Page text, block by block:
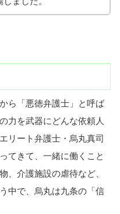
ら「悪徳弁護士」と呼ば
力を武器にどんな依頼人
リート弁護士・烏丸真司
てきて、一緒に働くこと
、介護施設の虐待など、
中で、烏丸は九条の「信